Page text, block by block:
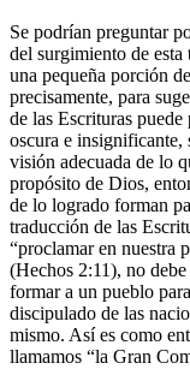
Se podrían preguntar
del surgimiento de
una pequeña porción
precisamente, para
de las Escrituras
oscura e insignificante,
visión adecuada de lo
propósito de Dios,
de lo logrado forman
traducción de las
“proclamar en nuestra
(Hechos 2:11), no
formar a un pueblo
discipulado de las
mismo. Así es como
llamamos “la Gran